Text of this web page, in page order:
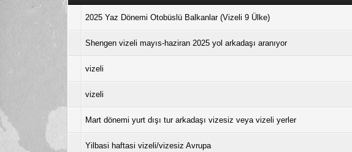
2025 Yaz Dönemi Otobüslü Balkanlar (Vizeli 9 Ülke)
Shengen vizeli mayıs-haziran 2025 yol arkadaşı aranıyor
vizeli
vizeli
Mart dönemi yurt dışı tur arkadaşı vizesiz veya vizeli yerler
Yilbasi haftasi vizeli/vizesiz Avrupa